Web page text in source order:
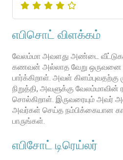
எபிசொட் விளக்கம்
வேலம்மா அவளது அண்டை
கணவன் அல்லாத வேறு ஒருவனை
பார்க்கிறாள். அவள்
நிறுத்தி, அவளுக்கு வேலம்மாவின்
சொல்கிறாள். இருவரையும் அவர்
அவர்கள் செய்த நம்பிக்கையான
பாருங்கள்.
எபிசோட் டிரெய்லர்